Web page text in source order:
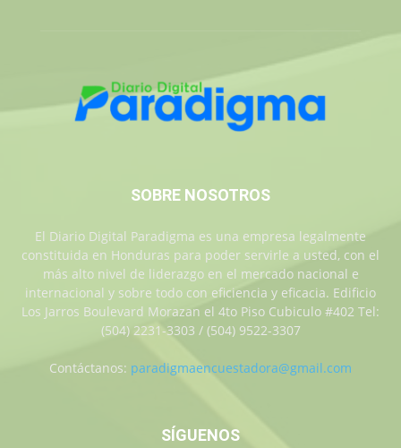
SOBRE NOSOTROS
El Diario Digital Paradigma es una empresa legalmente
constituida en Honduras para poder servirle a usted, con el
más alto nivel de liderazgo en el mercado nacional e
internacional y sobre todo con eficiencia y eficacia. Edificio
Los Jarros Boulevard Morazan el 4to Piso Cubiculo #402 Tel:
(504) 2231-3303 / (504) 9522-3307
Contáctanos: paradigmaencuestadora@gmail.com
SÍGUENOS